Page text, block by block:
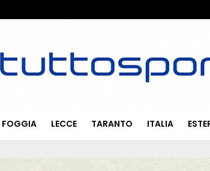
FOGGIA LECCE TARANTO ITALIA